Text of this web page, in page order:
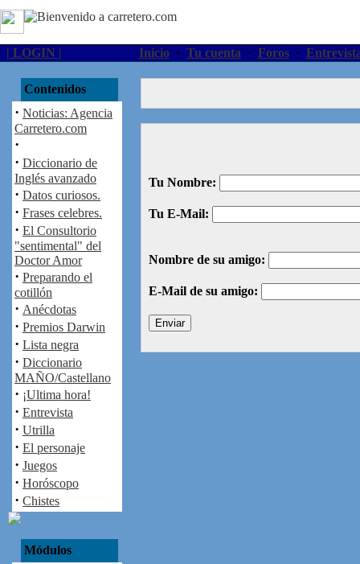
| LOGIN | Inicio· Tu cuenta · Foros·
Contenidos
· Noticias: Agencia
Carretero.com
·
· Diccionario de
Inglés avanzado
· Datos curiosos.
· Frases celebres.
· El Consultorio
"sentimental" del
Doctor Amor
· Preparando el
cotillón
· Anécdotas
· Premios Darwin
· Lista negra
· Diccionario
MAÑO/Castellano
· ¡Ultima hora!
· Entrevista
· Utrilla
· El personaje
· Juegos
· Horóscopo
· Chistes
Módulos
Tu Nombre:
Tu E-Mail:
Nombre de su amigo:
E-Mail de su amigo: